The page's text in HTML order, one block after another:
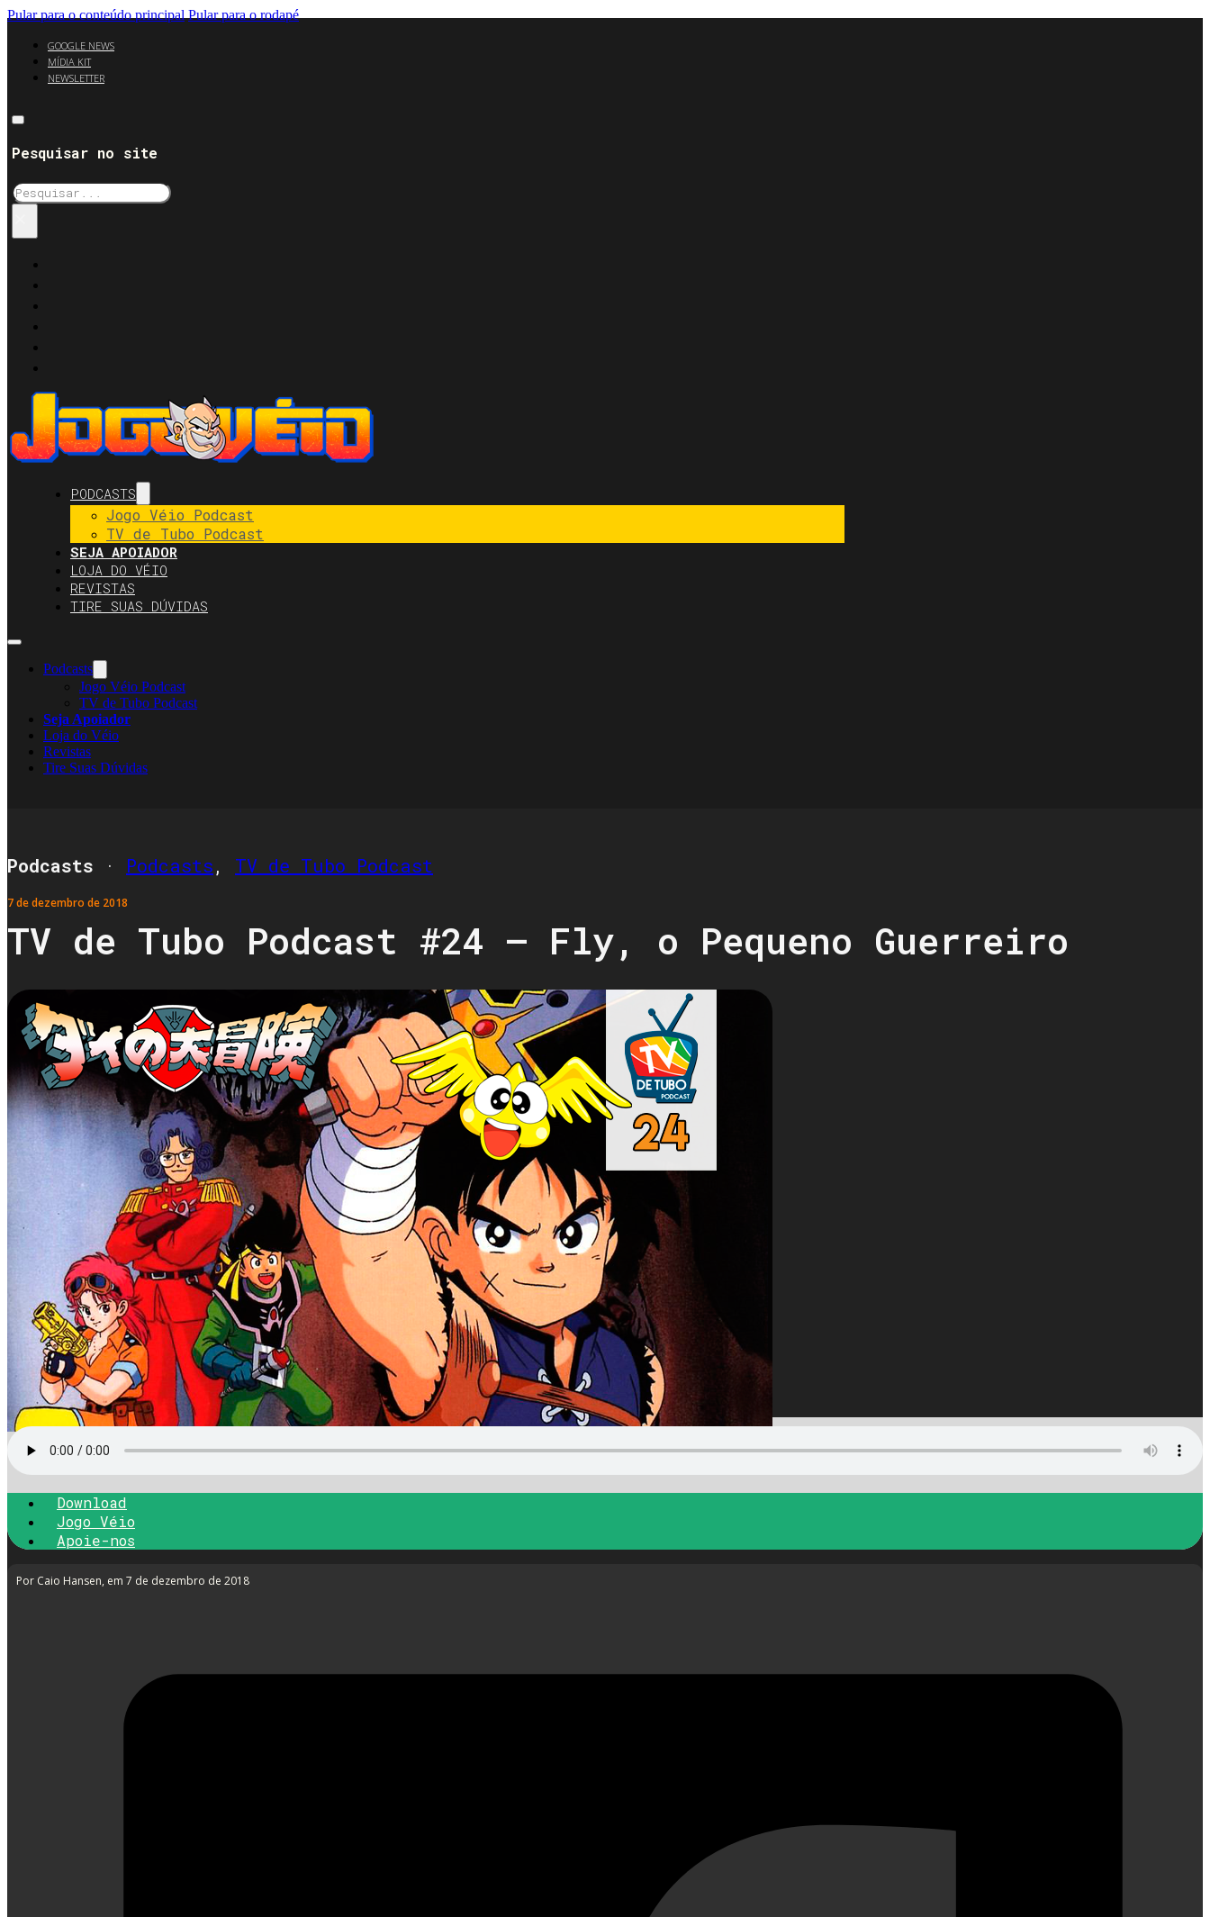
Pular para o conteúdo principal Pular para o rodapé
GOOGLE NEWS
MÍDIA KIT
NEWSLETTER
Pesquisar no site
Pesquisar
PODCASTS
Jogo Véio Podcast
TV de Tubo Podcast
SEJA APOIADOR
LOJA DO VÉIO
REVISTAS
TIRE SUAS DÚVIDAS
Podcasts
Jogo Véio Podcast
TV de Tubo Podcast
Seja Apoiador
Loja do Véio
Revistas
Tire Suas Dúvidas
Podcasts · Podcasts, TV de Tubo Podcast
7 de dezembro de 2018
TV de Tubo Podcast #24 – Fly, o Pequeno Guerreiro
Download
Jogo Véio
Apoie-nos
Por Caio Hansen, em 7 de dezembro de 2018